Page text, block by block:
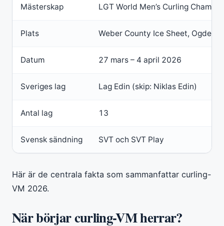
Mästerskap LGT World Men’s Curling
Plats Weber County Ice Sheet, Ogden,
Datum 27 mars – 4 april 2026
Sveriges lag Lag Edin (skip: Niklas Edin)
Antal lag 13
Svensk sändning SVT och SVT Play
Här är de centrala fakta som sammanfattar curling-
VM 2026.
När börjar curling-VM herrar?